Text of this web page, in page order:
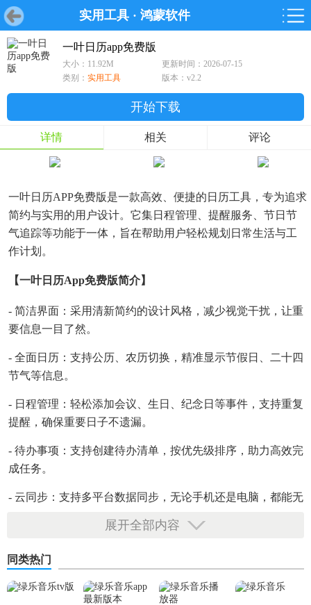
实用工具 · 鸿蒙软件
首页 游戏 软件
首页 游戏 软件 鸿蒙
游戏
鸿蒙
软件
专题
一叶日历app免费版
大小：11.92M
更新时间：2026-07-15
类别： 实用工具 版本：v2.2
开始下载
详情 相关 评论
一叶日历APP免费版是一款高效、便捷的日历工具，专为追求
简约与实用的用户设计。它集日程管理、提醒服务、节日节
气追踪等功能于一体，旨在帮助用户轻松规划日常生活与工
作计划。
【一叶日历app免费版简介】
- 简洁界面：采用清新简约的设计风格，减少视觉干扰，让重
要信息一目了然。
- 全面日历：支持公历、农历切换，精准显示节假日、二十四
节气等信息。
- 日程管理：轻松添加会议、生日、纪念日等事件，支持重复
提醒，确保重要日子不遗漏。
- 待办事项：支持创建待办清单，按优先级排序，助力高效完
成任务。
- 云同步：支持多平台数据同步，无论手机还是电脑，都能无
不同用户的个性化需求。
展开全部内容
同类热门